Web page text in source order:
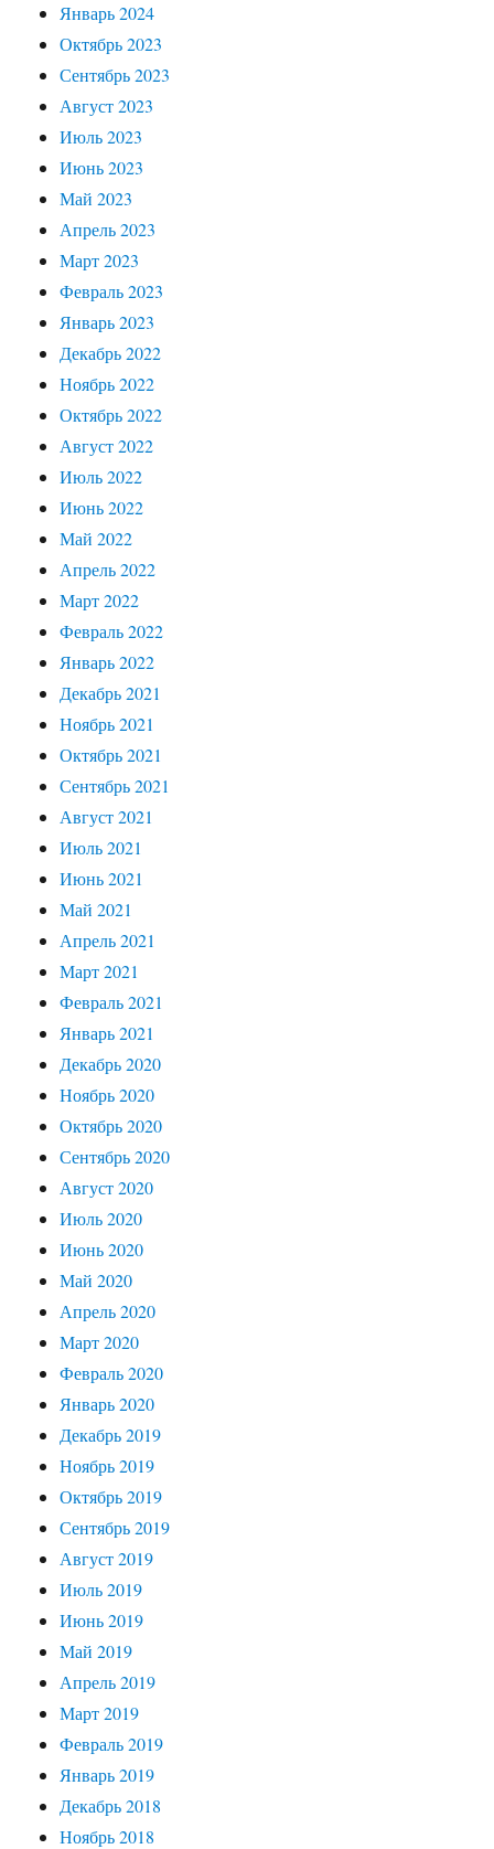
Январь 2024
Октябрь 2023
Сентябрь 2023
Август 2023
Июль 2023
Июнь 2023
Май 2023
Апрель 2023
Март 2023
Февраль 2023
Январь 2023
Декабрь 2022
Ноябрь 2022
Октябрь 2022
Август 2022
Июль 2022
Июнь 2022
Май 2022
Апрель 2022
Март 2022
Февраль 2022
Январь 2022
Декабрь 2021
Ноябрь 2021
Октябрь 2021
Сентябрь 2021
Август 2021
Июль 2021
Июнь 2021
Май 2021
Апрель 2021
Март 2021
Февраль 2021
Январь 2021
Декабрь 2020
Ноябрь 2020
Октябрь 2020
Сентябрь 2020
Август 2020
Июль 2020
Июнь 2020
Май 2020
Апрель 2020
Март 2020
Февраль 2020
Январь 2020
Декабрь 2019
Ноябрь 2019
Октябрь 2019
Сентябрь 2019
Август 2019
Июль 2019
Июнь 2019
Май 2019
Апрель 2019
Март 2019
Февраль 2019
Январь 2019
Декабрь 2018
Ноябрь 2018